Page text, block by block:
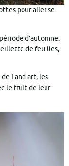
pour aller se
d’automne.
de feuilles,
Land art, les
le fruit de leur